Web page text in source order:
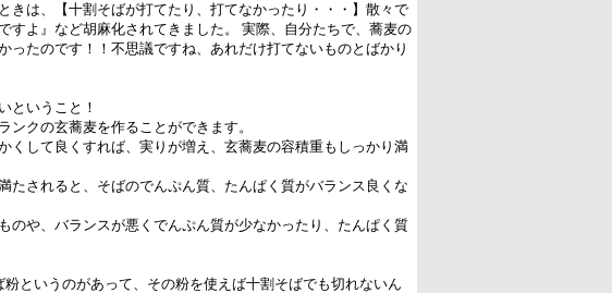
は、【十割そばが打てたり、打てなかったり・・・】散々で
すよ』など胡麻化されてきました。 実際、自分たちで、蕎麦の
たのです！！不思議ですね、あれだけ打てないものとばかり
ということ！
クの玄蕎麦を作ることができます。
して良くすれば、実りが増え、玄蕎麦の容積重もしっかり満
されると、そばのでんぷん質、たんぱく質がバランス良くな
や、バランスが悪くでんぷん質が少なかったり、たんぱく質
というのがあって、その粉を使えば十割そばでも切れないん